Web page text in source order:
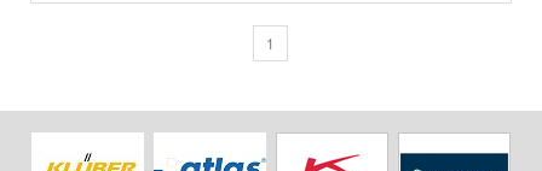
1